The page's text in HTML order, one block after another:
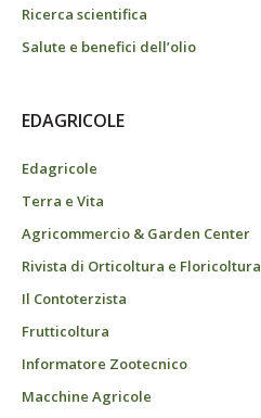
Ricerca scientifica
Salute e benefici dell’olio
EDAGRICOLE
Edagricole
Terra e Vita
Agricommercio & Garden Center
Rivista di Orticoltura e Floricoltura
Il Contoterzista
Frutticoltura
Informatore Zootecnico
Macchine Agricole